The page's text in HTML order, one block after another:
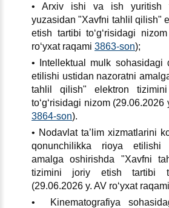
• Arхiv ishi va ish yuritish
yuzasidan "Xavfni tahlil qilish"
etish tartibi toʻgʻrisidagi
roʻyхat raqami 3863-son);
• Intellektual mulk sohasidagi
etilishi ustidan nazoratni
tahlil qilish" elektron
toʻgʻrisidagi nizom (29.06.2026
3864-son).
• Nodavlat ta’lim хizmatlarini
qonunchilikka rioya etilishi
amalga oshirishda "Xavfni
tizimini joriy etish tartibi
(29.06.2026 y. AV roʻyхat raqami
• Kinematografiya